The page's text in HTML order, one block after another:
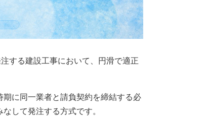
する建設工事において、円滑で適正
に同一業者と請負契約を締結する必
して発注する方式です。